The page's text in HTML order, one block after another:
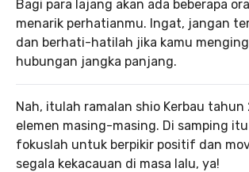
Bagi para lajang akan ada beberapa
menarik perhatianmu. Ingat, jangan
dan berhati-hatilah jika kamu
hubungan jangka panjang.
Nah, itulah ramalan shio Kerbau
elemen masing-masing. Di samping
fokuslah untuk berpikir positif dan
segala kekacauan di masa lalu, ya!